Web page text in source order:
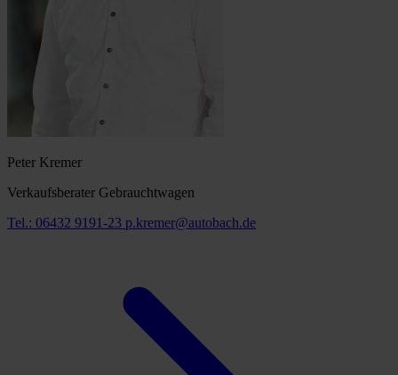
Peter Kremer
Verkaufsberater Gebrauchtwagen
Tel.: 06432 9191-23 p.kremer@autobach.de